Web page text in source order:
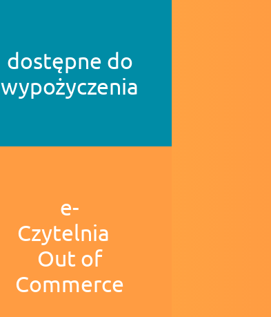
dostępne do
wypożyczenia
e-
Czytelnia
Out of
Commerce